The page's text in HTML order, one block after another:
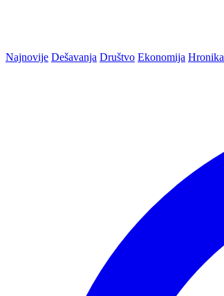
Najnovije Dešavanja Društvo Ekonomija Hronika